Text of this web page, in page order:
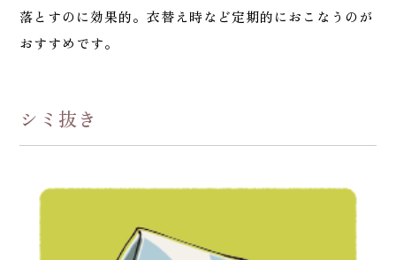
落とすのに効果的。衣替え時など定期的におこなうのが
おすすめです。
シミ抜き